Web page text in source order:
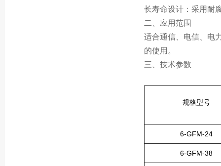
长寿命设计：采用耐
二、应用范围
适合通信、电信、电
的使用。
三、技术参数
规格型号
6-GFM-24
6-GFM-38